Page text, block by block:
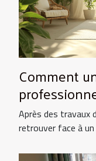
Comment
espace
Après des travaux
retrouver face à un